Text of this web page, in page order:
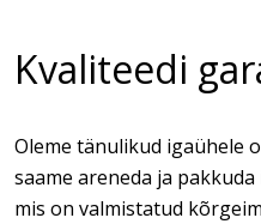
Kvaliteedi
Oleme tänulikud igaühele
saame areneda ja
mis on valmistatud